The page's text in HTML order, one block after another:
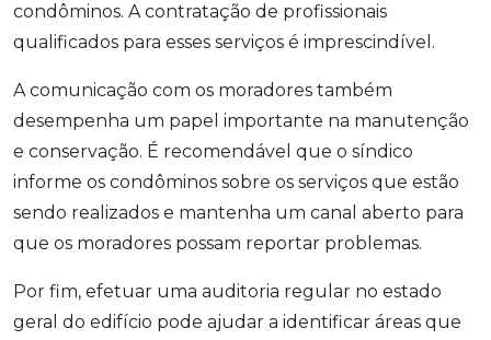
condôminos. A contratação de profissionais
qualificados para esses serviços é imprescindível.
A comunicação com os moradores também
desempenha um papel importante na manutenção
e conservação. É recomendável que o síndico
informe os condôminos sobre os serviços que estão
sendo realizados e mantenha um canal aberto para
que os moradores possam reportar problemas.
Por fim, efetuar uma auditoria regular no estado
geral do edifício pode ajudar a identificar áreas que